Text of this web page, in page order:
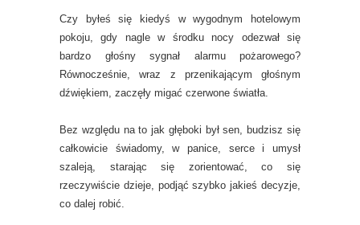
Czy byłeś się kiedyś w wygodnym hotelowym
pokoju, gdy nagle w środku nocy odezwał się
bardzo głośny sygnał alarmu pożarowego?
Równocześnie, wraz z przenikającym głośnym
dźwiękiem, zaczęły migać czerwone światła.
Bez względu na to jak głęboki był sen, budzisz się
całkowicie świadomy, w panice, serce i umysł
szaleją, starając się zorientować, co się
rzeczywiście dzieje, podjąć szybko jakieś decyzje,
co dalej robić.